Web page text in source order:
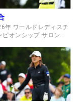
年 ワールドレディスチ
ピオンシップ サロンパ